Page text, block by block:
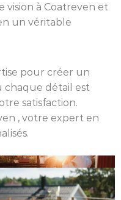
vision à Coatreven et
un véritable
pour créer un
chaque détail est
satisfaction.
, votre expert en